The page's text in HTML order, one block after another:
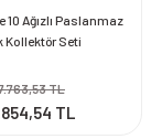
Ağızlı Paslanmaz
Kollektör Seti
TL
TL